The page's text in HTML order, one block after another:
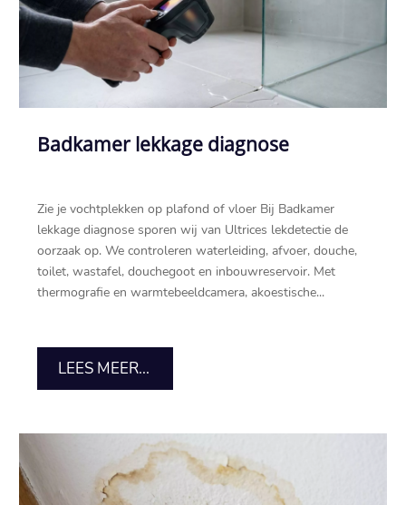
Badkamer lekkage diagnose
Zie je vochtplekken op plafond of vloer Bij Badkamer
lekkage diagnose sporen wij van Ultrices lekdetectie de
oorzaak op.​ We controleren waterleiding, afvoer, douche,
toilet, wastafel, douchegoot en inbouwreservoir.​ Met
thermografie en warmtebeeldcamera, akoestische...
LEES MEER...